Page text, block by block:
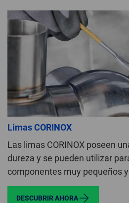
Limas CORINOX
Las limas CORINOX poseen
dureza y se pueden utilizar
componentes muy pequeños
DESCUBRIR AHORA